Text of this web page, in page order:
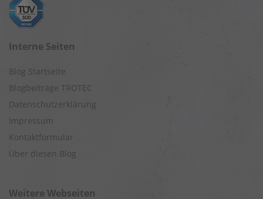
Interne Seiten
Blog Startseite
Blogbeiträge TROTEC
Datenschutzerklärung
Impressum
Kontaktformular
Über diesen Blog
Weitere Webseiten